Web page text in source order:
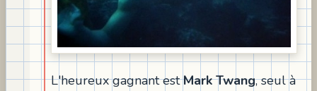
L'heureux gagnant estMark Twang, seul à